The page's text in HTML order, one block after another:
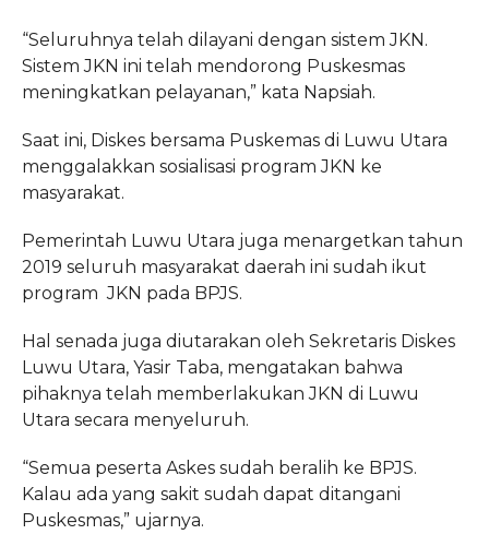
“Seluruhnya telah dilayani dengan sistem JKN.
Sistem JKN ini telah mendorong Puskesmas
meningkatkan pelayanan,” kata Napsiah.
Saat ini, Diskes bersama Puskemas di Luwu Utara
menggalakkan sosialisasi program JKN ke
masyarakat.
Pemerintah Luwu Utara juga menargetkan tahun
2019 seluruh masyarakat daerah ini sudah ikut
program JKN pada BPJS.
Hal senada juga diutarakan oleh Sekretaris Diskes
Luwu Utara, Yasir Taba, mengatakan bahwa
pihaknya telah memberlakukan JKN di Luwu
Utara secara menyeluruh.
“Semua peserta Askes sudah beralih ke BPJS.
Kalau ada yang sakit sudah dapat ditangani
Puskesmas,” ujarnya.